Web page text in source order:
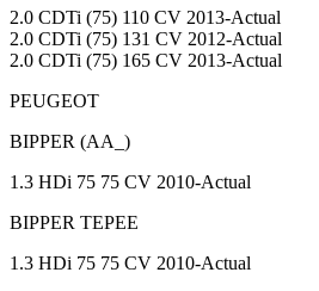
2.0 CDTi (75) 110 CV 2013-Actual
2.0 CDTi (75) 131 CV 2012-Actual
2.0 CDTi (75) 165 CV 2013-Actual
PEUGEOT
BIPPER (AA_)
1.3 HDi 75 75 CV 2010-Actual
BIPPER TEPEE
1.3 HDi 75 75 CV 2010-Actual